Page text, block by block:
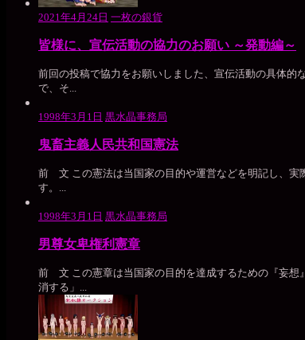
2021年4月24日 一枚の銀貨
皆様に、宣伝活動の協力のお願い ～発動編～
前回の投稿で協力をお願いしました、宣伝活動の具体的
で、そ...
1998年3月1日 黒水晶事務局
鬼畜主義人民共和国憲法
前 文 この憲法は当国家の目的や運営などを明記し、実
す。...
1998年3月1日 黒水晶事務局
男尊女卑権利憲章
前 文 この憲章は当国家の目的を達成するための『妄想
消する」...